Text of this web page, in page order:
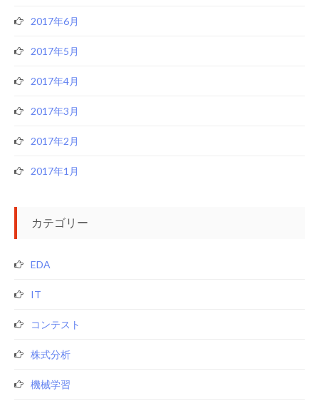
2017年6月
2017年5月
2017年4月
2017年3月
2017年2月
2017年1月
カテゴリー
EDA
IT
コンテスト
株式分析
機械学習